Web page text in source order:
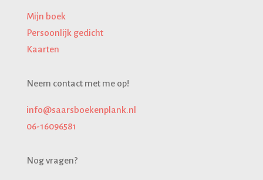
Mijn boek
Persoonlijk gedicht
Kaarten
Neem contact met me op!
info@saarsboekenplank.nl
06-16096581
Nog vragen?